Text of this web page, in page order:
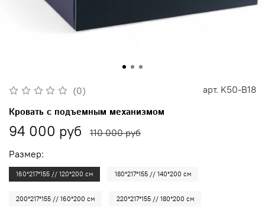
(0) арт. K50-B18
Кровать с подъемным механизмом
94 000 руб 110 000 руб
Размер:
160*217*155 // 120*200 см 180*217*155 // 140*200 см
200*217*155 // 160*200 см 220*217*155 // 180*200 см